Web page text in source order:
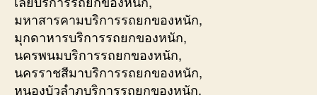
มหาสารคามบริการรถยกของหนัก,
มุกดาหารบริการรถยกของหนัก,
นครพนมบริการรถยกของหนัก,
นครราชสีมาบริการรถยกของหนัก,
หนองบัวลำภูบริการรถยกของหนัก,